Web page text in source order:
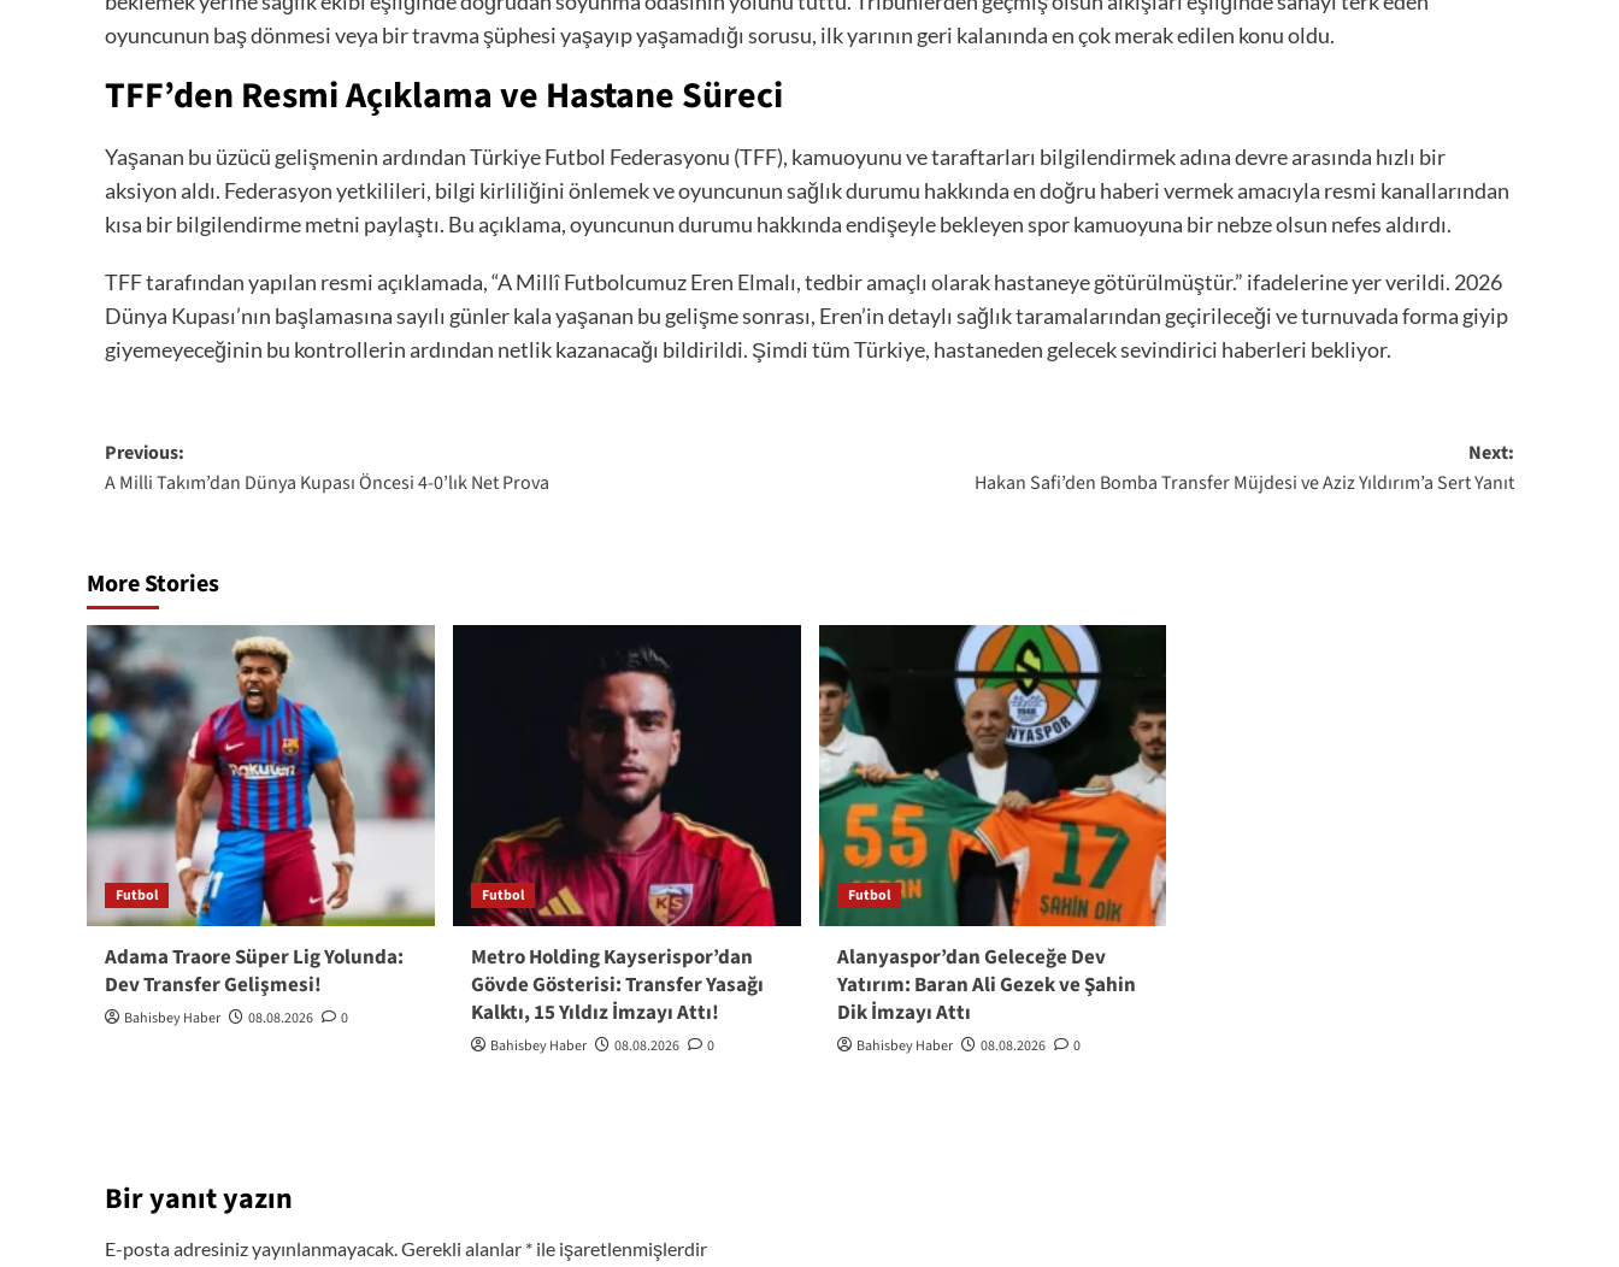
oyuncunun baş dönmesi veya bir travma şüphesi yaşayıp yaşamadığı sorusu, ilk yarının geri kalanında en çok merak edilen konu oldu.
TFF’den Resmi Açıklama ve Hastane Süreci
Yaşanan bu üzücü gelişmenin ardından Türkiye Futbol Federasyonu (TFF), kamuoyunu ve taraftarları bilgilendirmek adına devre arasında hızlı bir
aksiyon aldı. Federasyon yetkilileri, bilgi kirliliğini önlemek ve oyuncunun sağlık durumu hakkında en doğru haberi vermek amacıyla resmi kanallarından
kısa bir bilgilendirme metni paylaştı. Bu açıklama, oyuncunun durumu hakkında endişeyle bekleyen spor kamuoyuna bir nebze olsun nefes aldırdı.
TFF tarafından yapılan resmi açıklamada, “A Millî Futbolcumuz Eren Elmalı, tedbir amaçlı olarak hastaneye götürülmüştür.” ifadelerine yer verildi. 2026
Dünya Kupası’nın başlamasına sayılı günler kala yaşanan bu gelişme sonrası, Eren’in detaylı sağlık taramalarından geçirileceği ve turnuvada forma giyip
giyemeyeceğinin bu kontrollerin ardından netlik kazanacağı bildirildi. Şimdi tüm Türkiye, hastaneden gelecek sevindirici haberleri bekliyor.
Post
navigation
Previous:
A Milli Takım’dan Dünya Kupası Öncesi 4-0’lık Net Prova
Next:
Hakan Safi’den Bomba Transfer Müjdesi ve Aziz Yıldırım’a Sert Yanıt
More Stories
Futbol
Adama Traore Süper Lig Yolunda:
Dev Transfer Gelişmesi!
Bahisbey Haber 08.08.2026 0
Futbol
Metro Holding Kayserispor’dan
Gövde Gösterisi: Transfer Yasağı
Kalktı, 15 Yıldız İmzayı Attı!
Bahisbey Haber 08.08.2026 0
Futbol
Alanyaspor’dan Geleceğe Dev
Yatırım: Baran Ali Gezek ve Şahin
Dik İmzayı Attı
Bahisbey Haber 08.08.2026 0
Bir yanıt yazın
E-posta adresiniz yayınlanmayacak.Gerekli alanlar * ile işaretlenmişlerdir